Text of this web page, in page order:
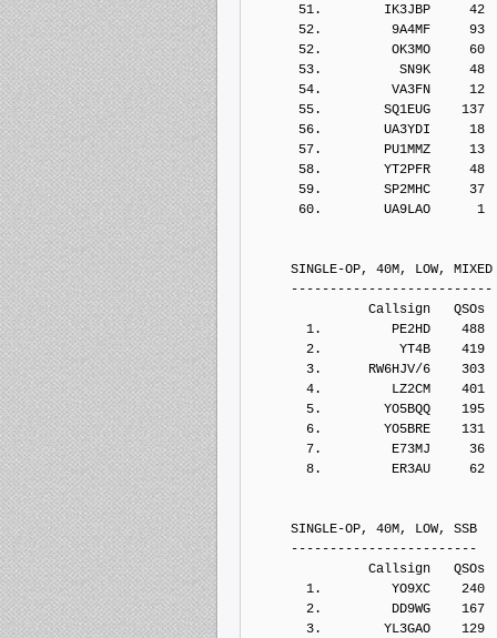
51.        IK3JBP     42
52.         9A4MF     93
52.         OK3MO     60
53.          SN9K     48
54.         VA3FN     12
55.        SQ1EUG    137
56.        UA3YDI     18
57.        PU1MMZ     13
58.        YT2PFR     48
59.        SP2MHC     37
60.        UA9LAO      1
SINGLE-OP, 40M, LOW, MIXED
--------------------------
Callsign   QSOs  Points
1.         PE2HD    488
2.          YT4B    419
3.      RW6HJV/6    303
4.         LZ2CM    401
5.        YO5BQQ    195
6.        YO5BRE    131
7.         E73MJ     36
8.         ER3AU     62
SINGLE-OP, 40M, LOW, SSB
------------------------
Callsign   QSOs  Points
1.         YO9XC    240
2.         DD9WG    167
3.        YL3GAO    129